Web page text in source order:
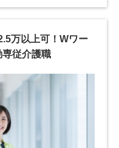
万以上可！Wワー
従介護職